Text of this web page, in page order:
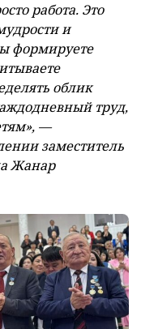
работа. Это
и
формируете
облик
труд,
—
заместитель
Жанар